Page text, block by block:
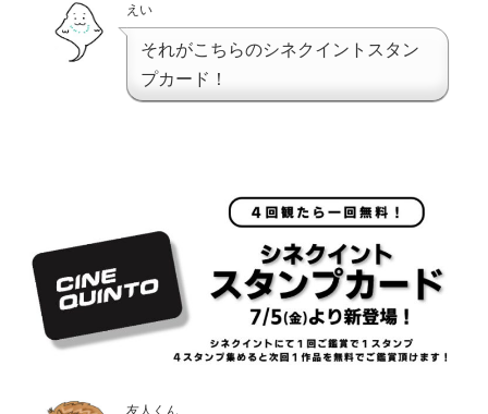
えい
それがこちらのシネクイントスタン
プカード！
友人くん